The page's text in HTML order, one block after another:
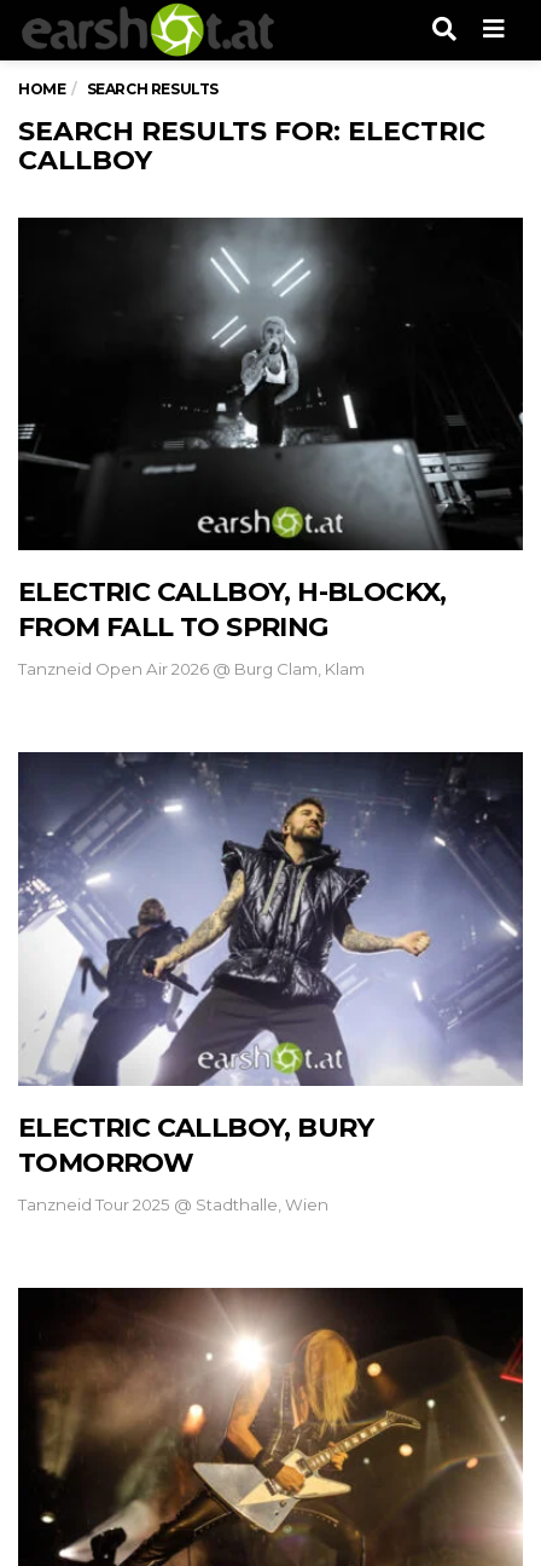
HOME SEARCH RESULTS
SEARCH RESULTS FOR: ELECTRIC
CALLBOY
ELECTRIC CALLBOY, H-BLOCKX,
FROM FALL TO SPRING
Tanzneid Open Air 2026 @ Burg Clam, Klam
ELECTRIC CALLBOY, BURY
TOMORROW
Tanzneid Tour 2025 @ Stadthalle, Wien